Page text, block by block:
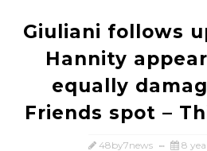
Giuliani follows
Hannity
equally
Friends spot –
48by7news 8